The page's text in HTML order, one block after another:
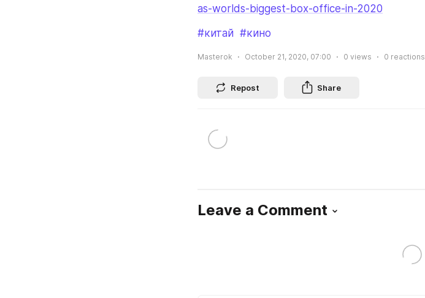
as-worlds-biggest-box-office-in-2020
#китай #кино
Masterok October 21, 2020, 07:00 0 views 0 reactions
Repost Share
Leave a Comment